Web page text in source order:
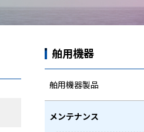
舶用機器
舶用機器製品
メンテナンス